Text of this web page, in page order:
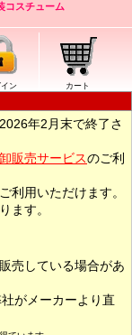
コスチューム
ン カート
年2月末で終了さ
卸販売サービスのご利
利用いただけます。
ます。
売している場合があ
がメーカーより直